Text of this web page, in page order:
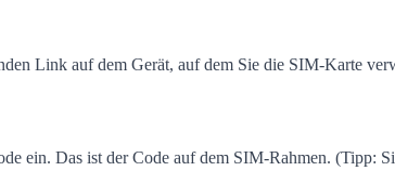
Link auf dem Gerät, auf dem Sie die SIM-Karte
ein. Das ist der Code auf dem SIM-Rahmen. (Tipp: